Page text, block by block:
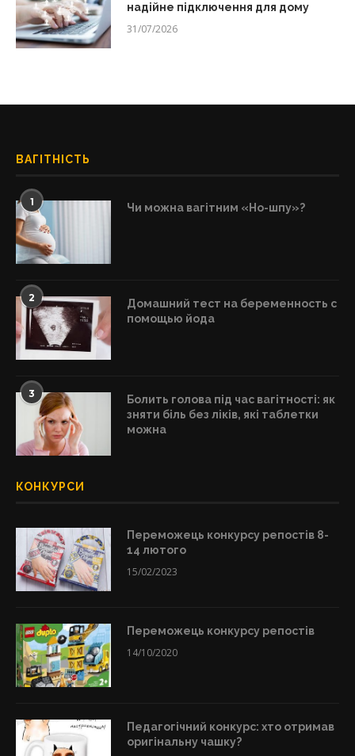
надійне підключення для дому
31/07/2026
ВАГІТНІСТЬ
1 Чи можна вагітним «Но-шпу»?
2
Домашний тест на беременность с
помощью йода
3
Болить голова під час вагітності: як
зняти біль без ліків, які таблетки
можна
КОНКУРСИ
Переможець конкурсу репостів 8-
14 лютого
15/02/2023
Переможець конкурсу репостів
14/10/2020
Педагогічний конкурс: хто отримав
оригінальну чашку?